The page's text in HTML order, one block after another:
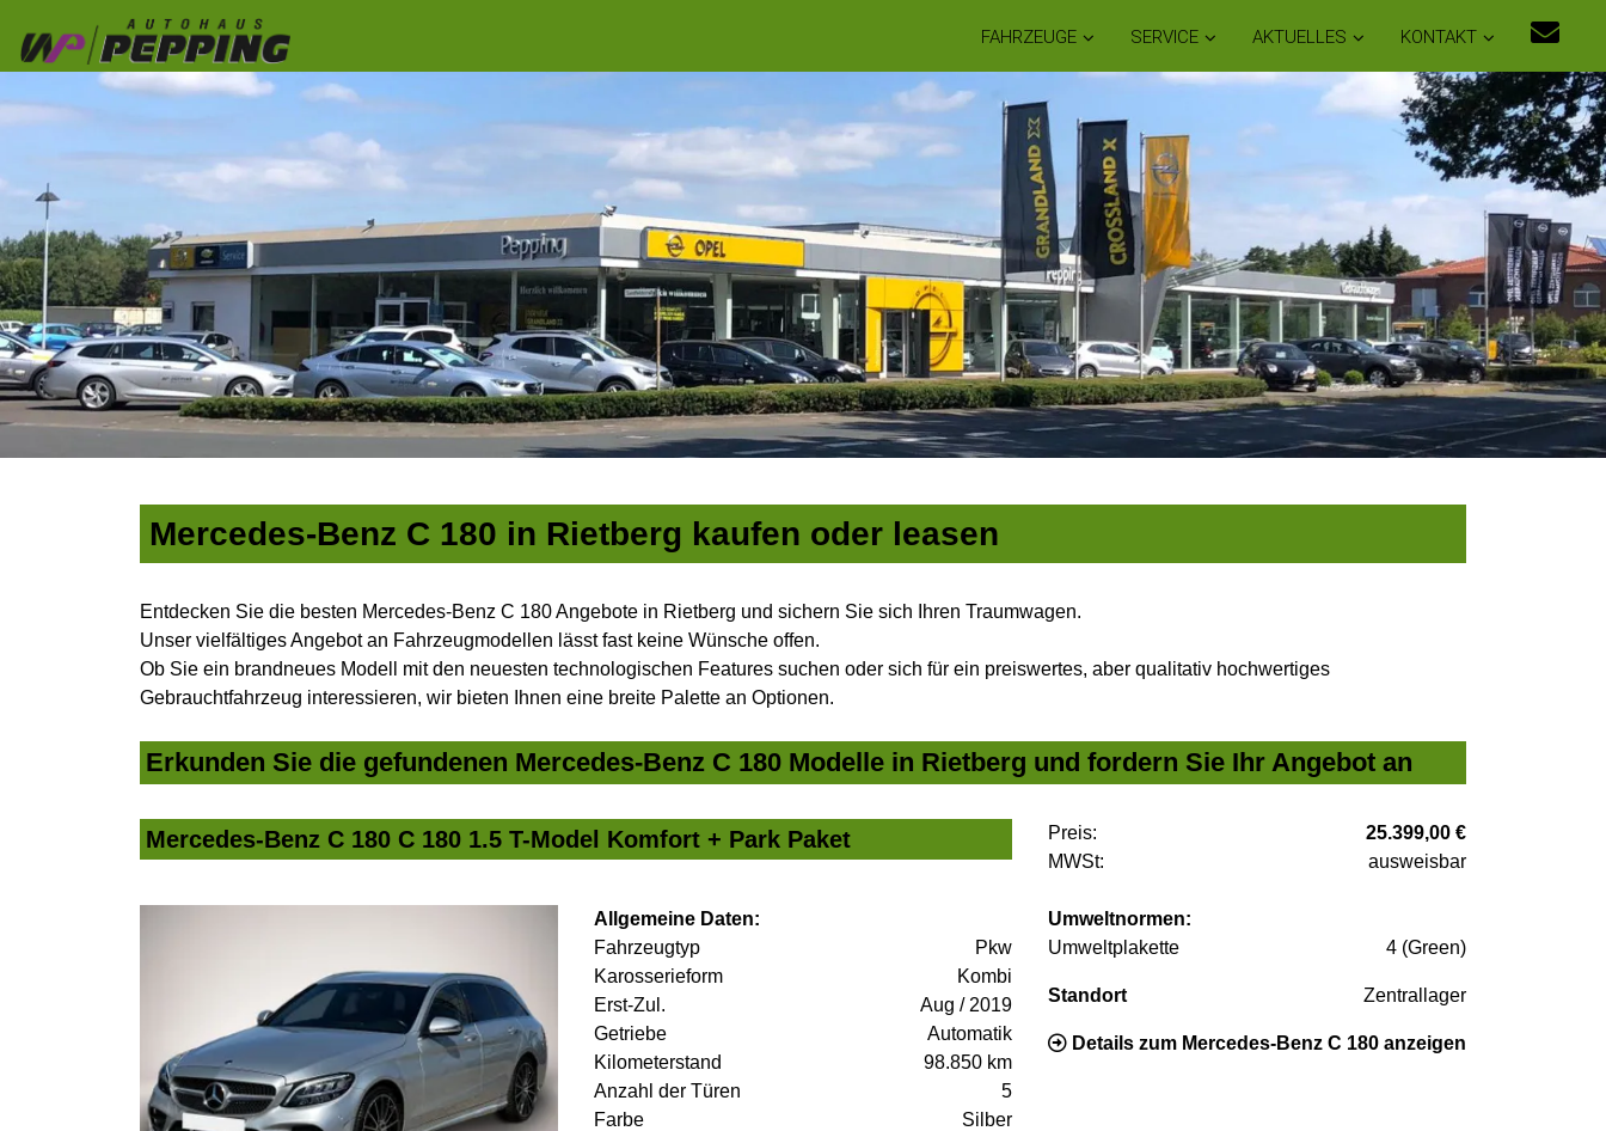
FAHRZEUGE SERVICE AKTUELLES KONTAKT
Mercedes-Benz C 180 in Rietberg kaufen oder leasen
Entdecken Sie die besten Mercedes-Benz C 180 Angebote in Rietberg und sichern Sie sich Ihren Traumwagen.
Unser vielfältiges Angebot an Fahrzeugmodellen lässt fast keine Wünsche offen.
Ob Sie ein brandneues Modell mit den neuesten technologischen Features suchen oder sich für ein preiswertes, aber qualitativ hochwertiges
Gebrauchtfahrzeug interessieren, wir bieten Ihnen eine breite Palette an Optionen.
Erkunden Sie die gefundenen Mercedes-Benz C 180 Modelle in Rietberg und fordern Sie Ihr Angebot an
Mercedes-Benz C 180 C 180 1.5 T-Model Komfort + Park Paket Preis:
25.399,00 €
MWSt:
ausweisbar
Allgemeine Daten:
Fahrzeugtyp
Pkw
Karosserieform
Kombi
Erst-Zul.
Aug / 2019
Getriebe
Automatik
Kilometerstand
98.850 km
Anzahl der Türen
5
Farbe
Silber
Umweltnormen:
Umweltplakette
4 (Green)
Standort Zentrallager
Details zum Mercedes-Benz C 180 anzeigen